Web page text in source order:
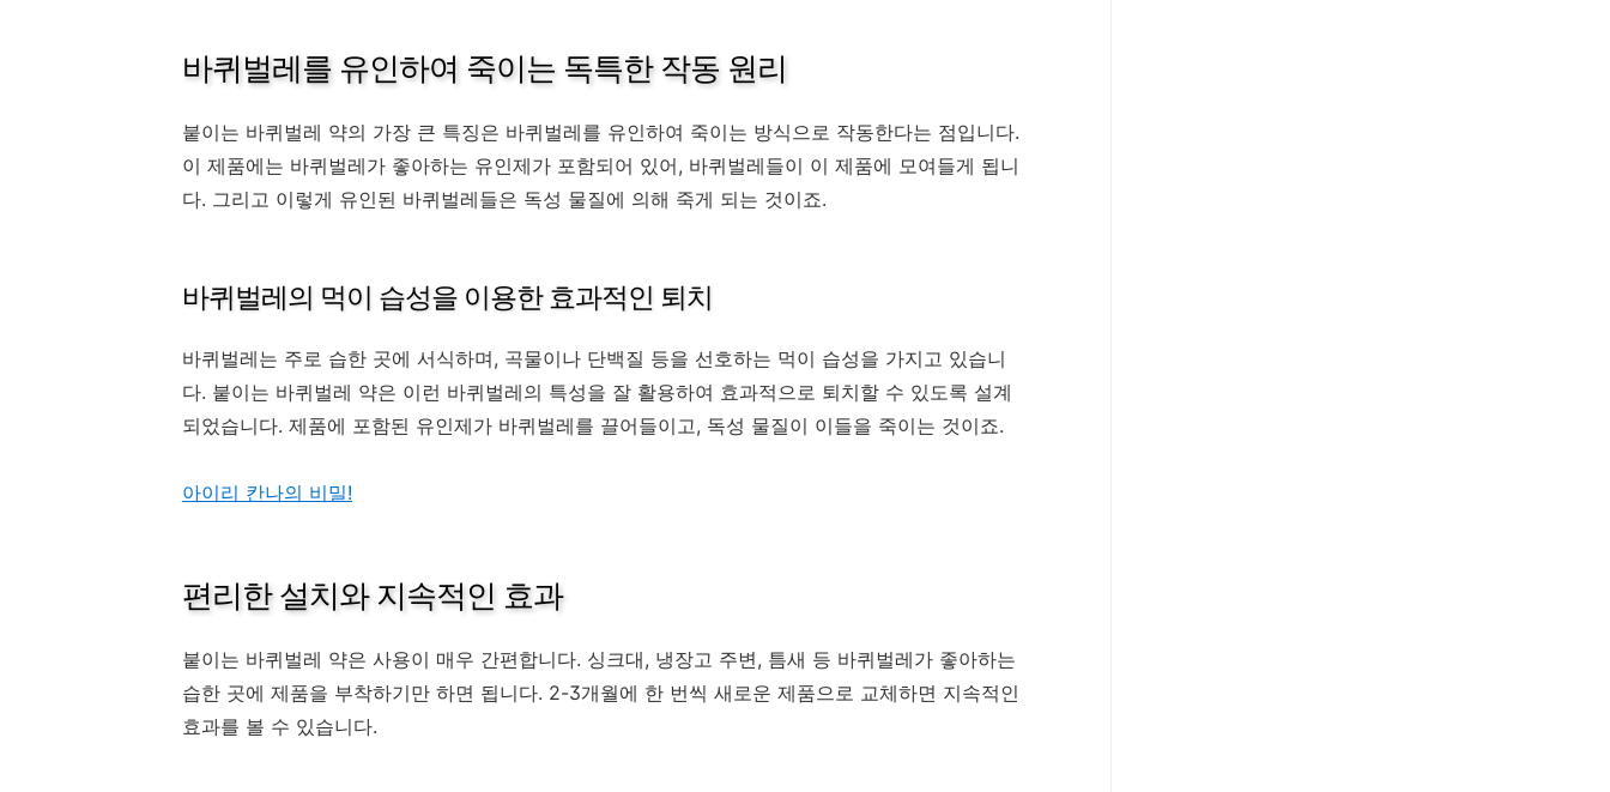
바퀴벌레를 유인하여 죽이는 독특한 작동 원리
붙이는 바퀴벌레 약의 가장 큰 특징은 바퀴벌레를 유인하여 죽이는 방식으로 작동한다는 점입니다.
이 제품에는 바퀴벌레가 좋아하는 유인제가 포함되어 있어, 바퀴벌레들이 이 제품에 모여들게 됩니
다. 그리고 이렇게 유인된 바퀴벌레들은 독성 물질에 의해 죽게 되는 것이죠.
바퀴벌레의 먹이 습성을 이용한 효과적인 퇴치
바퀴벌레는 주로 습한 곳에 서식하며, 곡물이나 단백질 등을 선호하는 먹이 습성을 가지고 있습니
다. 붙이는 바퀴벌레 약은 이런 바퀴벌레의 특성을 잘 활용하여 효과적으로 퇴치할 수 있도록 설계
되었습니다. 제품에 포함된 유인제가 바퀴벌레를 끌어들이고, 독성 물질이 이들을 죽이는 것이죠.
아이리 칸나의 비밀!
편리한 설치와 지속적인 효과
붙이는 바퀴벌레 약은 사용이 매우 간편합니다. 싱크대, 냉장고 주변, 틈새 등 바퀴벌레가 좋아하는
습한 곳에 제품을 부착하기만 하면 됩니다. 2-3개월에 한 번씩 새로운 제품으로 교체하면 지속적인
효과를 볼 수 있습니다.